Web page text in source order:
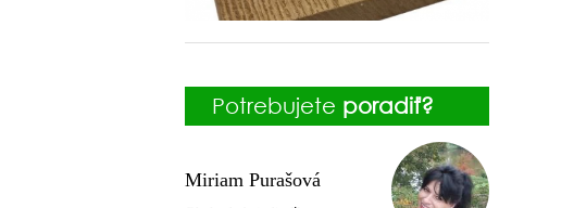
Potrebujete poradiť?
Miriam Purašová